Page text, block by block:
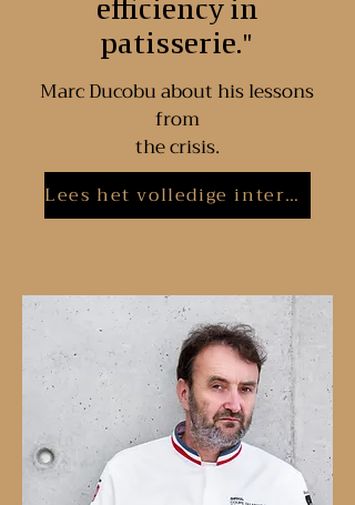
efficiency in
patisserie."
Marc Ducobu about his lessons
from
the crisis.
Lees het volledige interview